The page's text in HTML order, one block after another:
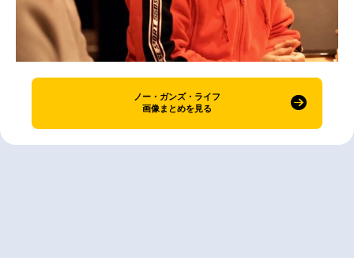
ノー・ガンズ・ライフ
画像まとめを見る